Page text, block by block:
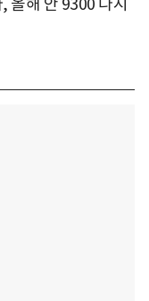
올해 안 9300 다시